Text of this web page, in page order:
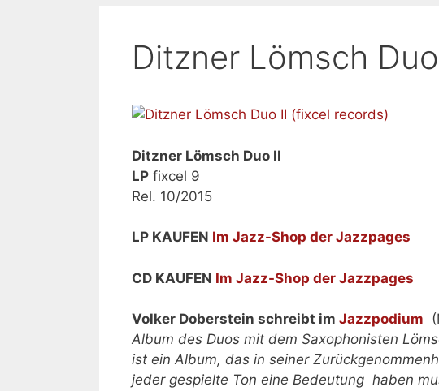
Ditzner Lömsch
Ditzner Lömsch Duo II
LP fixcel 9
Rel. 10/2015
LP KAUFEN Im Jazz-Shop der Jazzpages
CD KAUFEN Im Jazz-Shop der Jazzpages
Volker Doberstein schreibt im Jazzpodium
Album des Duos mit dem Saxophonisten
ist ein Album, das in seiner
jeder gespielte Ton eine Bedeutung haben